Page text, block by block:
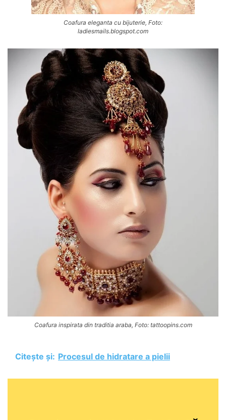
Coafura eleganta cu bijuterie, Foto:
ladiesmails.blogspot.com
Coafura inspirata din traditia araba, Foto: tattoopins.com
Citește și: Procesul de hidratare a pielii